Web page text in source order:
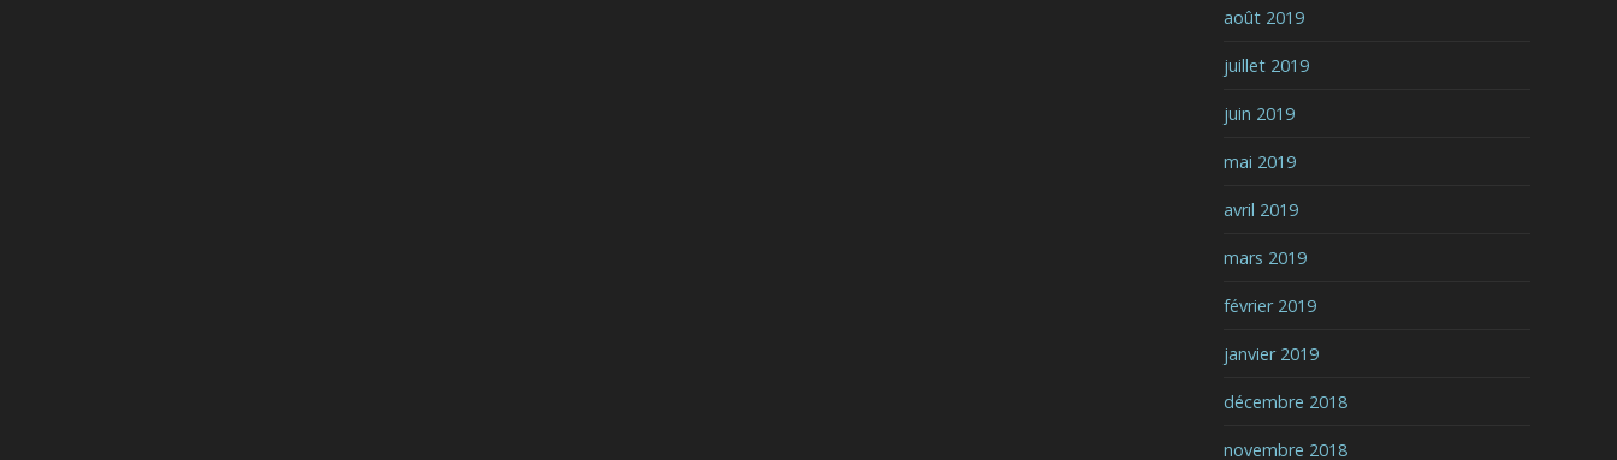
août 2019
juillet 2019
juin 2019
mai 2019
avril 2019
mars 2019
février 2019
janvier 2019
décembre 2018
novembre 2018